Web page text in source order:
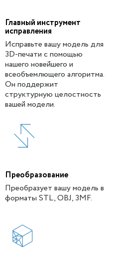
Главный инструмент
исправления
Исправьте вашу модель для
3D-печати с помощью
нашего новейшего и
всеобъемлющего алгоритма.
Он поддержит
структурную целостность
вашей модели.
Преобразование
Преобразует вашу модель в
форматы STL, OBJ, 3MF.